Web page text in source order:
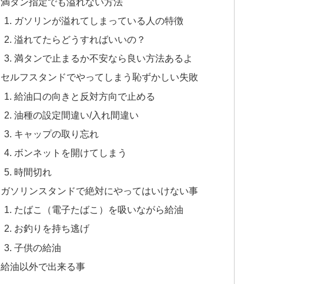
ガソリンが溢れてしまっている人の特徴
溢れてたらどうすればいいの？
満タンで止まるか不安なら良い方法あるよ
セルフスタンドでやってしまう恥ずかしい失敗
給油口の向きと反対方向で止める
油種の設定間違い/入れ間違い
キャップの取り忘れ
ボンネットを開けてしまう
時間切れ
ガソリンスタンドで絶対にやってはいけない事
たばこ（電子たばこ）を吸いながら給油
お釣りを持ち逃げ
子供の給油
給油以外で出来る事